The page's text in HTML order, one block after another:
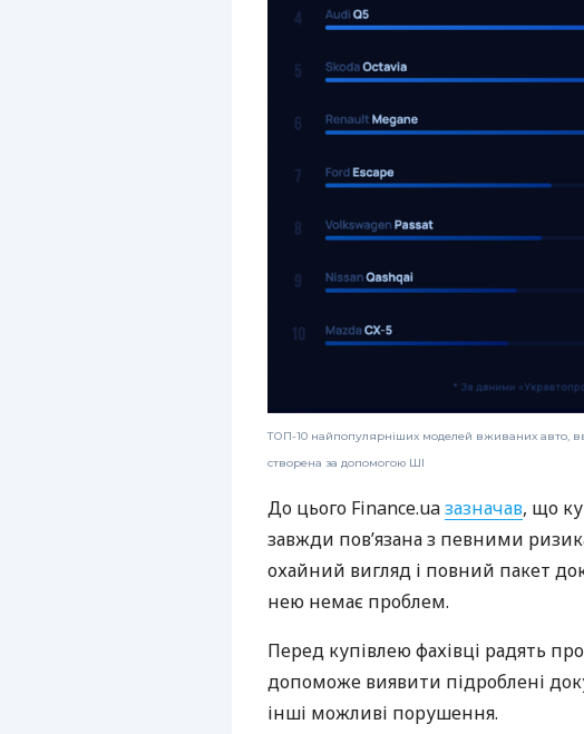
ТОП-10 найпопулярніших моделей вживаних авто,
створена за допомогою ШІ
До цього Finance.uaзазначав, що
завжди пов’язана з певними
охайний вигляд і повний пакет
нею немає проблем.
Перед купівлею фахівці радять
допоможе виявити підроблені
інші можливі порушення.